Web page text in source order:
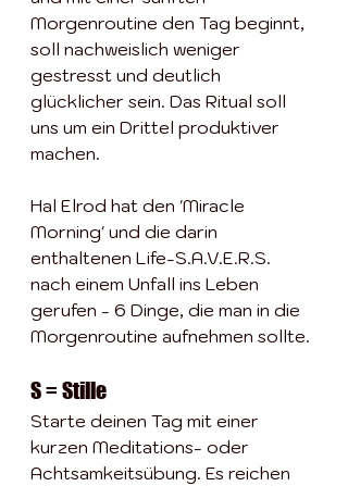
Morgenroutine den Tag beginnt,
soll nachweislich weniger
gestresst und deutlich
glücklicher sein. Das Ritual soll
uns um ein Drittel produktiver
machen.
Hal Elrod hat den 'Miracle
Morning' und die darin
enthaltenen Life-S.A.V.E.R.S.
nach einem Unfall ins Leben
gerufen - 6 Dinge, die man in die
Morgenroutine aufnehmen sollte.
S = Stille
Starte deinen Tag mit einer
kurzen Meditations- oder
Achtsamkeitsübung. Es reichen